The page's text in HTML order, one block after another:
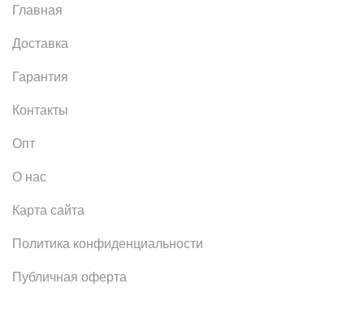
Главная
Доставка
Гарантия
Контакты
Опт
О нас
Карта сайта
Политика конфиденциальности
Публичная оферта